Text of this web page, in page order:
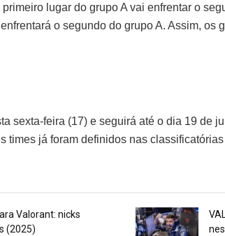
lugar do grupo A vai enfrentar o
o segundo do grupo A. Assim, os
sexta-feira (17) e seguirá até o dia 19 de
times já foram definidos nas
Valorant: nicks
(2025)